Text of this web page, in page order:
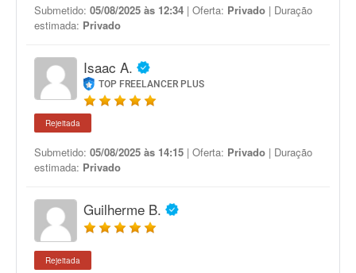
Submetido: 05/08/2025 às 12:34 | Oferta: Privado | Duração
estimada: Privado
Isaac A.
TOP FREELANCER PLUS
Rejeitada
Submetido: 05/08/2025 às 14:15 | Oferta: Privado | Duração
estimada: Privado
Guilherme B.
Rejeitada